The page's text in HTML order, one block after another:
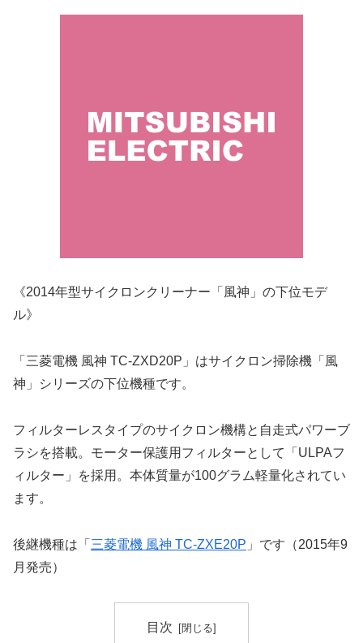
《2014年型サイクロンクリーナー「風神」の下位モデ
ル》
「三菱電機 風神 TC-ZXD20P」はサイクロン掃除機「風
神」シリーズの下位機種です。
フィルターレスタイプのサイクロン機構と自走式パワーブ
ラシを搭載。モーター保護用フィルターとして「ULPAフ
ィルター」を採用。本体質量が100グラム軽量化されてい
ます。
後継機種は「 三菱電機 風神 TC-ZXE20P 」です（2015年9
月発売）
目次